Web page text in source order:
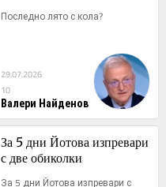
Последно лято с кола?
29.07.2026
10
Валери Найденов
За 5 дни Йотова изпревари
с две обиколки
За 5 дни Йотова изпревари с